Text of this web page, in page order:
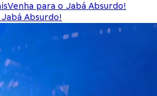
Venha para o Jabá Absurdo!
Absurdo!